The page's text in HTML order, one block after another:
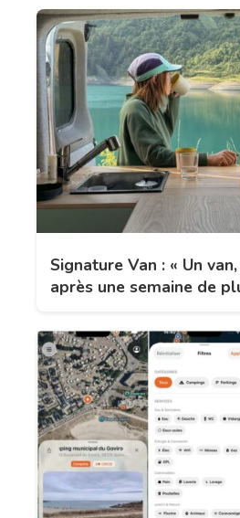
Signature Van : « Un
après une semaine de